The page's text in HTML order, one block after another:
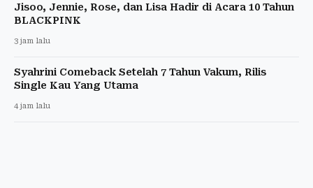
Jisoo, Jennie, Rose, dan Lisa Hadir di Acara 10 Tahun
BLACKPINK
3 jam lalu
Syahrini Comeback Setelah 7 Tahun Vakum, Rilis
Single Kau Yang Utama
4 jam lalu